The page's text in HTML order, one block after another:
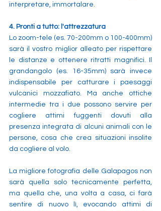
interpretare, immortalare.
4. Pronti a tutto: l'attrezzatura
Lo zoom-tele (es. 70-200mm o 100-400mm)
sarà il vostro miglior alleato per rispettare
le distanze e ottenere ritratti magnifici. Il
grandangolo (es. 16-35mm) sarà invece
indispensabile per catturare i paesaggi
vulcanici mozzafiato. Ma anche ottiche
intermedie tra i due possono servire per
cogliere attimi fuggenti dovuti alla
presenza integrata di alcuni animali con le
persone, cosa che crea situazioni insolite
da cogliere al volo.
La migliore fotografia delle Galapagos non
sarà quella solo tecnicamente perfetta,
ma quella che, una volta a casa, ci farà
sentire di nuovo lì, evocando attimi di